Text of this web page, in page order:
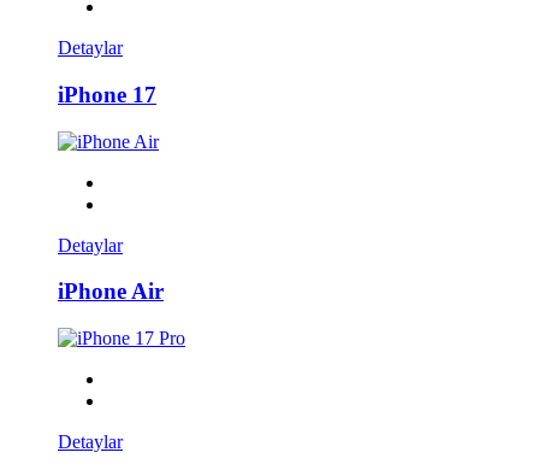
Detaylar
iPhone 17
Detaylar
iPhone Air
Detaylar